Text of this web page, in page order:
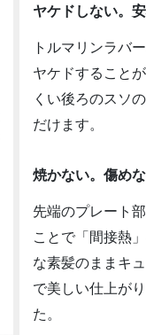
ヤケドしない。
トルマリンラバ
ヤケドすること
くい後ろのスソ
だけます。
焼かない。傷め
先端のプレート
ことで「間接熱
な素髪のままキ
で美しい仕上が
た。